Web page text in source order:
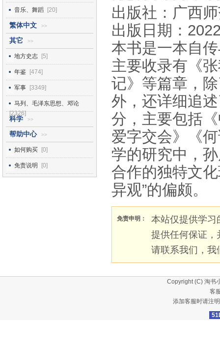
音乐、舞蹈 [20]
繁体中文 >>
其它 >>
地方史志 [5]
年鉴 [474]
军事 [3349]
马列、毛泽东思想、邓论
[2326]
科学 >>
帮助中心 >>
如何购买 [0]
免责说明 [0]
出版社：广西
出版日期：
本书是一本自
主要收录有《
记》等篇章，
外，还详细追
分，主要包括
爱字交会》《
学的研究中，
合作的独特文
异观”的偏颇。
免责申明：
本站仅提供学习
提供任何保证，
请联系我们，我
Copyright (C) 淘书
客
添加客服时请注